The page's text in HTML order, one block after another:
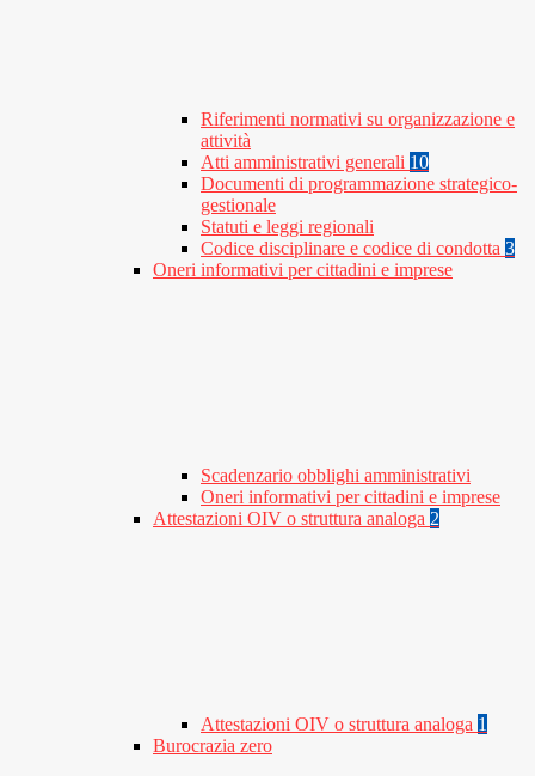
Riferimenti normativi su organizzazione e
attività
Atti amministrativi generali 10
Documenti di programmazione strategico-
gestionale
Statuti e leggi regionali
Codice disciplinare e codice di condotta 3
Oneri informativi per cittadini e imprese
Scadenzario obblighi amministrativi
Oneri informativi per cittadini e imprese
Attestazioni OIV o struttura analoga 2
Attestazioni OIV o struttura analoga 1
Burocrazia zero